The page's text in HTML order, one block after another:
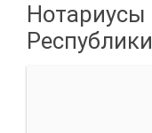
Нотариусы